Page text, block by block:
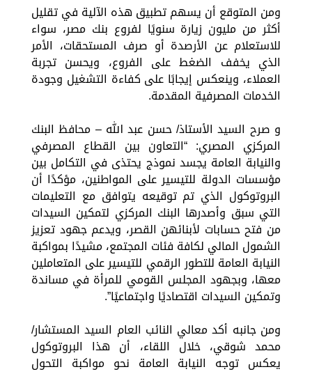
ومن المتوقع أن يسهم تطبيق هذه الآلية في تقليل
أكثر من مليون زيارة سنويًا لفروع بنك مصر، سواء
للاستعلام عن الأرصدة أو صرف المستحقات، الأمر
الذي يخفف الضغط على الفروع، ويحسن تجربة
العملاء، وينعكس إيجابًا على كفاءة التشغيل وجودة
الخدمات المصرفية المقدمة.
و صرح السيد الأستاذ/ حسن عبد الله – محافظ البنك
المركزي المصري: “التعاون بين القطاع المصرفي
والنيابة العامة يجسد نموذج يحتذى في التكامل بين
مؤسسات الدولة للتيسير على المواطنين، مؤكدًا أن
البروتوكول الذي تم توقيعه يتوافق مع التعليمات
التي سبق وأصدرها البنك المركزي لتمكين السيدات
من فتح حسابات لأبنائهن القصر، ويدعم جهود تعزيز
الشمول المالي لكافة فئات المجتمع، مشيدًا بمواكبة
النيابة العامة للتطور الرقمي للتيسير على المتعاملين
معها، وبجهود المجلس القومي للمرأة في مساندة
وتمكين السيدات اقتصاديًا واجتماعيًا”.
ومن جانبه أكد معالي النائب العام السيد المستشار/
محمد شوقي، خلال اللقاء، أن هذا البروتوكول
يعكس توجه النيابة العامة نحو مواكبة التحول